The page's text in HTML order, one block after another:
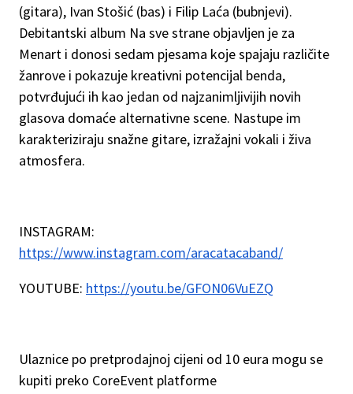
(gitara), Ivan Stošić (bas) i Filip Laća (bubnjevi).
Debitantski album Na sve strane objavljen je za
Menart i donosi sedam pjesama koje spajaju različite
žanrove i pokazuje kreativni potencijal benda,
potvrđujući ih kao jedan od najzanimljivijih novih
glasova domaće alternativne scene. Nastupe im
karakteriziraju snažne gitare, izražajni vokali i živa
atmosfera.
INSTAGRAM:
https://www.instagram.com/aracatacaband/
YOUTUBE: https://youtu.be/GFON06VuEZQ
Ulaznice po pretprodajnoj cijeni od 10 eura mogu se
kupiti preko CoreEvent platforme